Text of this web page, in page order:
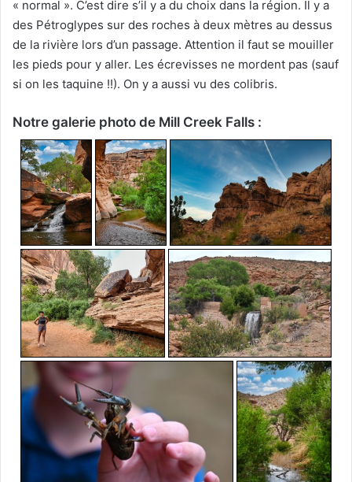
« normal ». C’est dire s’il y a du choix dans la région. Il y a
des Pétroglypes sur des roches à deux mètres au dessus
de la rivière lors d’un passage. Attention il faut se mouiller
les pieds pour y aller. Les écrevisses ne mordent pas (sauf
si on les taquine !!). On y a aussi vu des colibris.
Notre galerie photo de Mill Creek Falls :